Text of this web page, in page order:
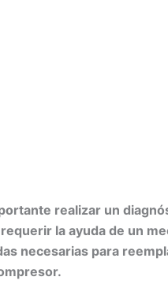
realizar un
la ayuda de un
necesarias para